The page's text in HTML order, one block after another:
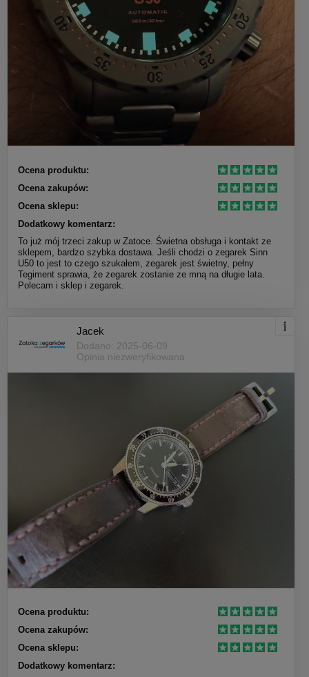
Ocena produktu:
Ocena zakupów:
Ocena sklepu:
Dodatkowy komentarz:
To już mój trzeci zakup w Zatoce. Świetna obsługa i kontakt ze
sklepem, bardzo szybka dostawa. Jeśli chodzi o zegarek Sinn
U50 to jest to czego szukałem, zegarek jest świetny, pełny
Tegiment sprawia, że zegarek zostanie ze mną na długie lata.
Polecam i sklep i zegarek.
Jacek
Dodano: 2025-06-09
Opinia niezweryfikowana
Ocena produktu:
Ocena zakupów:
Ocena sklepu:
Dodatkowy komentarz: